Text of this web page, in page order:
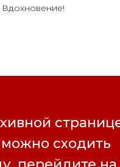
Вдохновение!
сходить